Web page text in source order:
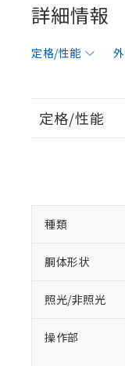
詳細情報
定格/性能
定格/性能
種類
胴体形状
照光/非照光
操作部